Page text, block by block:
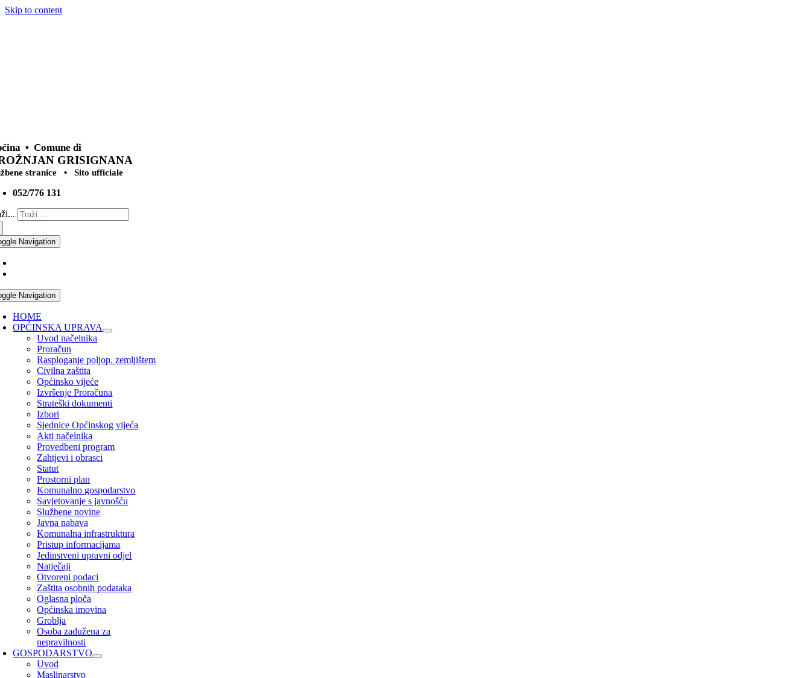
Skip to content
• Comune di
GRISIGNANA
stranice • Sito ufficiale
052/776 131
Navigation
Navigation
HOME
OPĆINSKA UPRAVA
Uvod načelnika
Proračun
Rasploganje poljop. zemljištem
Civilna zaštita
Općinsko vijeće
Izvršenje Proračuna
Strateški dokumenti
Izbori
Sjednice Općinskog vijeća
Akti načelnika
Provedbeni program
Zahtjevi i obrasci
Statut
Prostorni plan
Komunalno gospodarstvo
Savjetovanje s javnošću
Službene novine
Javna nabava
Komunalna infrastruktura
Pristup informacijama
Jedinstveni upravni odjel
Natječaji
Otvoreni podaci
Zaštita osobnih podataka
Oglasna ploča
Općinska imovina
Groblja
Osoba zadužena za
nepravilnosti
GOSPODARSTVO
Uvod
Maslinarstvo